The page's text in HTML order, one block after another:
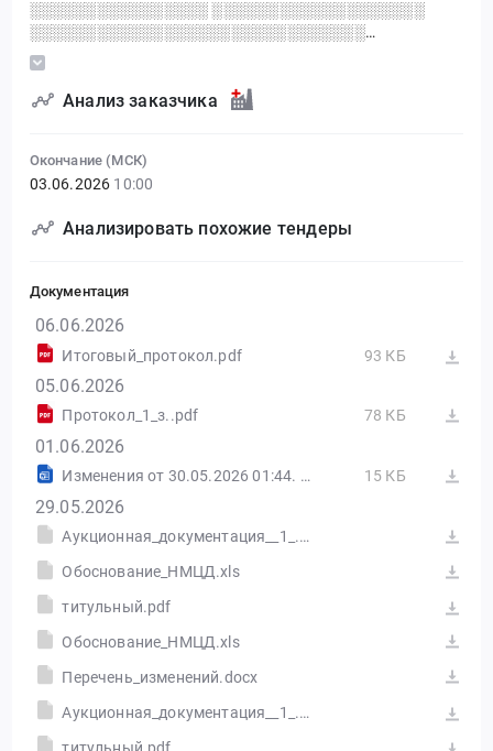
░░░░░░░░░░░░░░░░ ░░░░░░░░░░░░░░░░░░░
░░░░░░░░░░░░░░░░░░░░░░░░░░░░░░
░░░░░░░░░░░░░░░░░░░░░░░░
░░ ░░░░░░░░░░░░░░░░░░░░░░░░░░░░
Анализ заказчика
Окончание (МСК)
03.06.2026 10:00
Анализировать похожие тендеры
Документация
06.06.2026
Итоговый_протокол.pdf 93 КБ
05.06.2026
Протокол_1_з..pdf 78 КБ
01.06.2026
Изменения от 30.05.2026 01:44. 223-ФЗ ЕИС 15 КБ
29.05.2026
Аукционная_документация__1_.doc
Обоснование_НМЦД.xls
титульный.pdf
Обоснование_НМЦД.xls
Перечень_изменений.docx
Аукционная_документация__1_.doc
титульный.pdf